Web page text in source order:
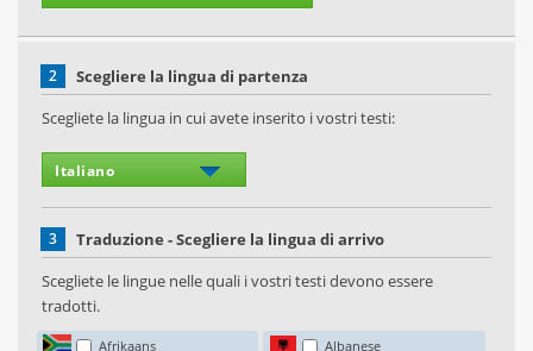
2
Scegliere la lingua di partenza
Scegliete la lingua in cui avete inserito i vostri testi:
3
Traduzione - Scegliere la lingua di arrivo
Scegliete le lingue nelle quali i vostri testi devono essere
tradotti.
Afrikaans
Albanese